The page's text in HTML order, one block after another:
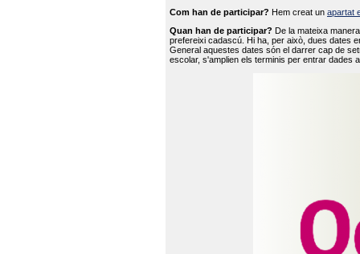
Com han de participar? Hem creat un apartat
Quan han de participar? De la mateixa
prefereixi cadascú. Hi ha, per això, dues dates
General aquestes dates són el darrer cap de
escolar, s'amplien els terminis per entrar dades